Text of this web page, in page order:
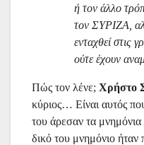
ή τον άλλο
τον ΣΥΡΙΖΑ,
ενταχθεί στις
ούτε έχουν
Πώς τον λένε; Χρήστο
κύριος… Είναι αυτός
του άρεσαν τα μνημόνια
δικό του μνημόνιο